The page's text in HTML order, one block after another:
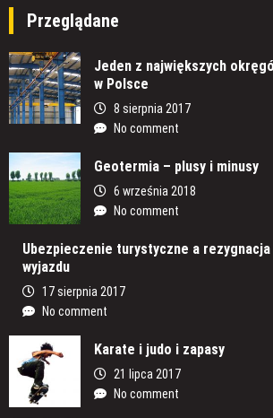
Przeglądane
Jeden z największych
w Polsce
8 sierpnia 2017
No comment
Geotermia – plusy i minusy
6 września 2018
No comment
Ubezpieczenie turystyczne a rezygnacja
wyjazdu
17 sierpnia 2017
No comment
Karate i judo i zapasy
21 lipca 2017
No comment